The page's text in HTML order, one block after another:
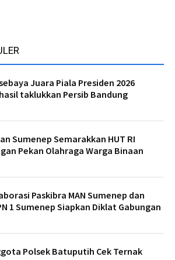
Juara Piala Presiden 2026
taklukkan Persib Bandung
Sumenep Semarakkan HUT RI
Pekan Olahraga Warga Binaan
Paskibra MAN Sumenep dan
1 Sumenep Siapkan Diklat Gabungan
Polsek Batuputih Cek Ternak